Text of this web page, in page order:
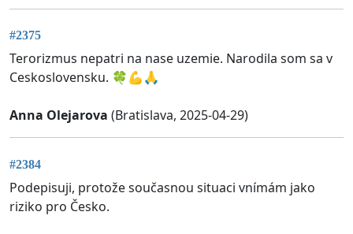
#2375
Terorizmus nepatri na nase uzemie. Narodila som sa v
Ceskoslovensku. 🍀💪🙏
Anna Olejarova (Bratislava, 2025-04-29)
#2384
Podepisuji, protože současnou situaci vnímám jako
riziko pro Česko.